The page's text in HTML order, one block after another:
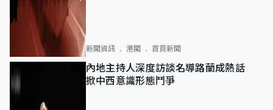
新聞資訊 港聞 首頁新聞
內地主持人深度訪談名導路蘭成熱話
掀中西意識形態鬥爭